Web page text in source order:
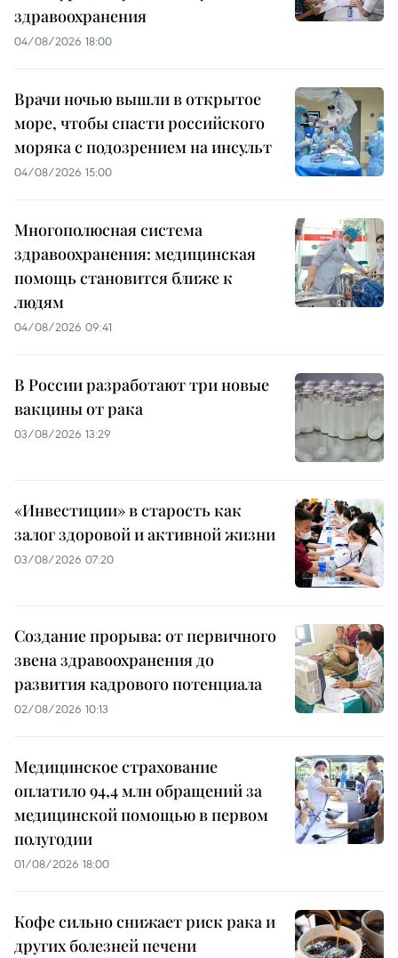
здравоохранения
04/08/2026 18:00
Врачи ночью вышли в открытое
море, чтобы спасти российского
моряка с подозрением на инсульт
04/08/2026 15:00
Многополюсная система
здравоохранения: медицинская
помощь становится ближе к
людям
04/08/2026 09:41
В России разработают три новые
вакцины от рака
03/08/2026 13:29
«Инвестиции» в старость как
залог здоровой и активной жизни
03/08/2026 07:20
Создание прорыва: от первичного
звена здравоохранения до
развития кадрового потенциала
02/08/2026 10:13
Медицинское страхование
оплатило 94,4 млн обращений за
медицинской помощью в первом
полугодии
01/08/2026 18:00
Кофе сильно снижает риск рака и
других болезней печени